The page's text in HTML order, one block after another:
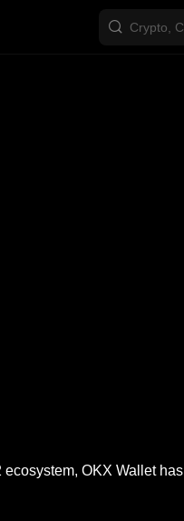
OKX Wallet has